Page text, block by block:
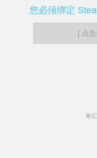
您必须绑定
[ 点
粤